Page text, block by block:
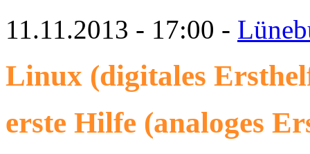
11.11.2013 - 17:00 -
Linux (digitales
erste Hilfe (analoges